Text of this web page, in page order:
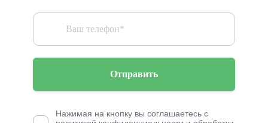
Отправить
Нажимая на кнопку вы соглашаетесь с